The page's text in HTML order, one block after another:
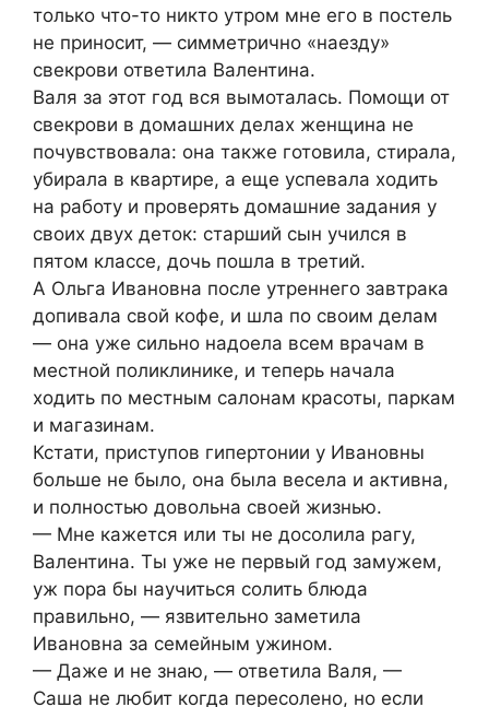
только что-то никто утром мне его в постель
не приносит, — симметрично «наезду»
свекрови ответила Валентина.
Валя за этот год вся вымоталась. Помощи от
свекрови в домашних делах женщина не
почувствовала: она также готовила, стирала,
убирала в квартире, а еще успевала ходить
на работу и проверять домашние задания у
своих двух деток: старший сын учился в
пятом классе, дочь пошла в третий.
А Ольга Ивановна после утреннего завтрака
допивала свой кофе, и шла по своим делам
— она уже сильно надоела всем врачам в
местной поликлинике, и теперь начала
ходить по местным салонам красоты, паркам
и магазинам.
Кстати, приступов гипертонии у Ивановны
больше не было, она была весела и активна,
и полностью довольна своей жизнью.
— Мне кажется или ты не досолила рагу,
Валентина. Ты уже не первый год замужем,
уж пора бы научиться солить блюда
правильно, — язвительно заметила
Ивановна за семейным ужином.
— Даже и не знаю, — ответила Валя, —
Саша не любит когда пересолено, но если